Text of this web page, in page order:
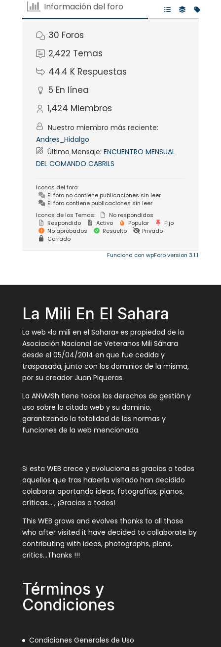
Información del foro
30 Foros
2,422 Temas
44.4 K Respuestas
5 En línea
1,424 Miembros
Nuestro miembro más reciente:
Andres_Hidalgo
Último Mensaje: ENCUENTRO MENSUAL
DEL COMANDO CABRILS
Iconos del foro:
El foro no contiene publicaciones sin leer
El foro contiene publicaciones sin leer
Iconos de los Temas:
No respondidos
Respondido
Activo Popular
Fijo
No aprobados
Resuelto
Privado
Cerrado
Funciona con wpForo version 3.1.1
La Mili En El Sahara
La web «la mili en el Sahara» es propiedad de la
Asociación Nacional de Veteranos Mili Sáhara
desde el 05/04/2014 en que fue cedida y
traspasada, junto con los dominios de la misma,
por su creador Juan Piqueras.
La ANVMSh tiene todos los derechos de gestión y
uso sobre la citada web y su dominio,
garantizando la totalidad de las normas y
funciones de la web mencionada.
Si esta WEB crece y evoluciona es gracias a todos
aquellos que tras haberla visitado han decidido
colaborar aportando ideas, fotografías, planos,
críticas… , ¡Gracias a todos!
This WEB grows and evolves thanks to all those
who after visited it have decided to collaborate by
contributing with ideas, photographs, plans,
critics…Thanks !!!
Términos y
Condiciones
Condiciones Generales de Uso